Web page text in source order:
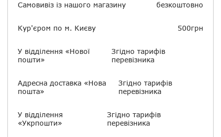
Самовивіз із нашого магазину
безкоштовно
Кур'єром по м. Києву 500грн
У відділення «Нової
пошти»
Згідно тарифів
перевізника
Адресна доставка «Нова
пошта»
Згідно тарифів
перевізника
У відділення
«Укрпошти»
Згідно тарифів
перевізника